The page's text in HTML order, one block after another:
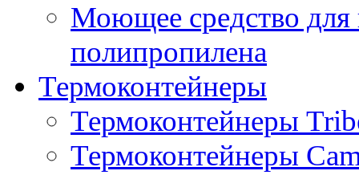
Моющее средство для
полипропилена
Термоконтейнеры
Термоконтейнеры
Термоконтейнеры